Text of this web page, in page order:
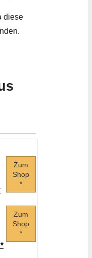
diese
Zum
Shop
*
Zum
Shop
*